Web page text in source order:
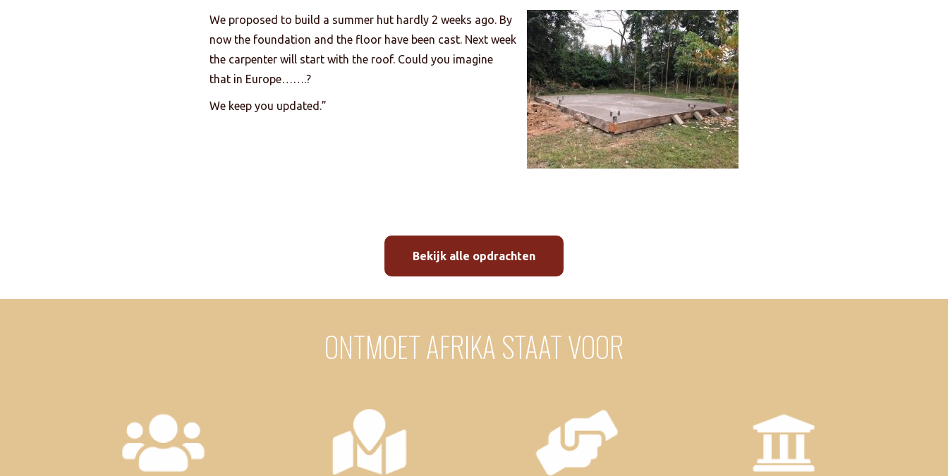
We proposed to build a summer hut hardly 2 weeks ago. By
now the foundation and the floor have been cast. Next week
the carpenter will start with the roof. Could you imagine
that in Europe…….?
We keep you updated.”
Bekijk alle opdrachten
ONTMOET AFRIKA STAAT VOOR